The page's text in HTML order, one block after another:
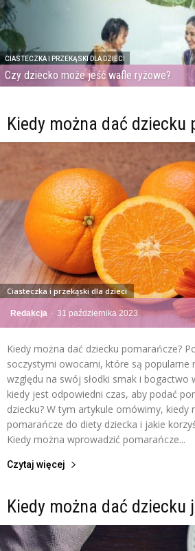
CIASTECZKA I PRZEKĄSKI DLA DZIECI
Czy dziecko może jeść wafle ryżowe?
Kiedy można dać dziecku
Redakcja - 31 października 2023
Ciasteczka i przekąski dla dzieci
Kiedy można dać dziecku pomarańcze?
soczystymi owocami, które są popularne
względu na swój słodki smak i bogactwo
kiedy jest odpowiedni czas, aby podać
dziecku? W tym artykule omówimy, kiedy
pomarańcze do diety dziecka i jakie
Kiedy można wprowadzić pomarańcze...
Czytaj więcej
Kiedy można dać dziecku